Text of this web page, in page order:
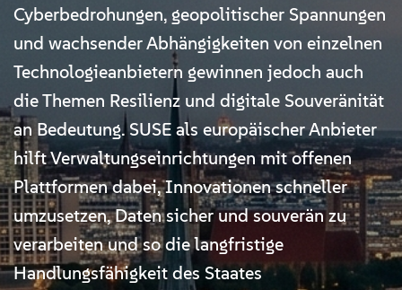
Partners
Comunidades
Acerca de
Contacto
Descargas gratuitas
Cyberbedrohungen, geopolitischer Spannungen
und wachsender Abhängigkeiten von einzelnen
Technologieanbietern gewinnen jedoch auch
die Themen Resilienz und digitale Souveränität
an Bedeutung. SUSE als europäischer Anbieter
hilft Verwaltungseinrichtungen mit offenen
Plattformen dabei, Innovationen schneller
umzusetzen, Daten sicher und souverän zu
verarbeiten und so die langfristige
Handlungsfähigkeit des Staates